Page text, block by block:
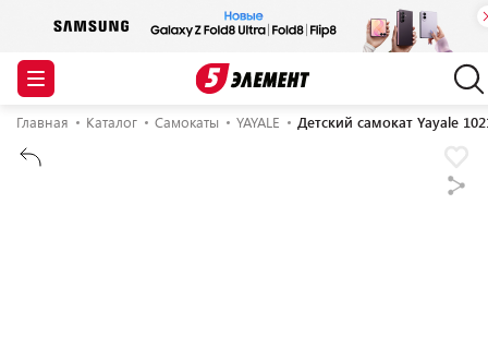
Главная Каталог Самокаты YAYALE Детский самокат Yayale